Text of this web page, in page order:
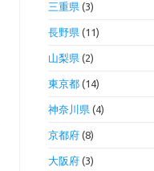
三重県(3)
長野県(11)
山梨県(2)
東京都(14)
神奈川県(4)
京都府(8)
大阪府(3)